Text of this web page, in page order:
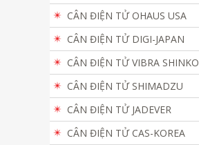
CÂN ĐIỆN TỬ OHAUS USA
CÂN ĐIỆN TỬ DIGI-JAPAN
CÂN ĐIỆN TỬ VIBRA SHINKO
CÂN ĐIỆN TỬ SHIMADZU
CÂN ĐIỆN TỬ JADEVER
CÂN ĐIỆN TỬ CAS-KOREA